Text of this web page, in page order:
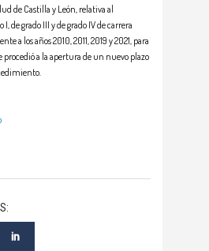
de Castilla y León, relativa al
de grado III y de grado IV de carrera
a los años 2010, 2011, 2019 y 2021, para
procedió a la apertura de un nuevo plazo